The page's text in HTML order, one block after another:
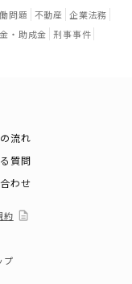
問題 不動産 企業法務
・助成金 刑事事件
流れ
質問
わせ
約
プ